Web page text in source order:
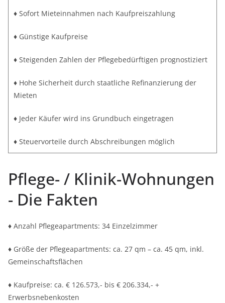
♦ Sofort Mieteinnahmen nach Kaufpreiszahlung
♦ Günstige Kaufpreise
♦ Steigenden Zahlen der Pflegebedürftigen prognostiziert
♦ Hohe Sicherheit durch staatliche Refinanzierung der
Mieten
♦ Jeder Käufer wird ins Grundbuch eingetragen
♦ Steuervorteile durch Abschreibungen möglich
Pflege- / Klinik-Wohnungen
- Die Fakten
♦ Anzahl Pflegeapartments: 34 Einzelzimmer
♦ Größe der Pflegeapartments: ca. 27 qm – ca. 45 qm, inkl.
Gemeinschaftsflächen
♦ Kaufpreise: ca. € 126.573,- bis € 206.334,- +
Erwerbsnebenkosten